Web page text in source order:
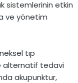
sistemlerinin etkin
ve yönetim
tıp
alternatif tedavi
akupunktur,